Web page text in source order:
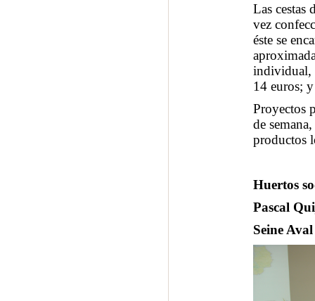
Las cestas
vez
éste se
individual,
14 euros;
Proyectos
de
productos
Huertos
Pascal
Seine